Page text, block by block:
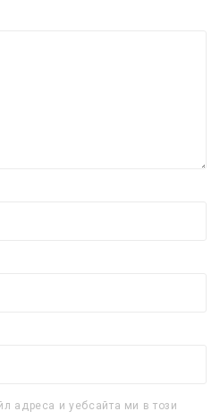
адреса и уебсайта ми в този